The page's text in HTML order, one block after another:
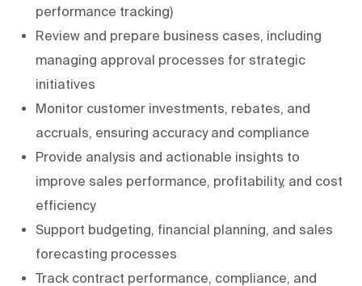
performance tracking)
Review and prepare business cases, including
managing approval processes for strategic
initiatives
Monitor customer investments, rebates, and
accruals, ensuring accuracy and compliance
Provide analysis and actionable insights to
improve sales performance, profitability, and cost
efficiency
Support budgeting, financial planning, and sales
forecasting processes
Track contract performance, compliance, and